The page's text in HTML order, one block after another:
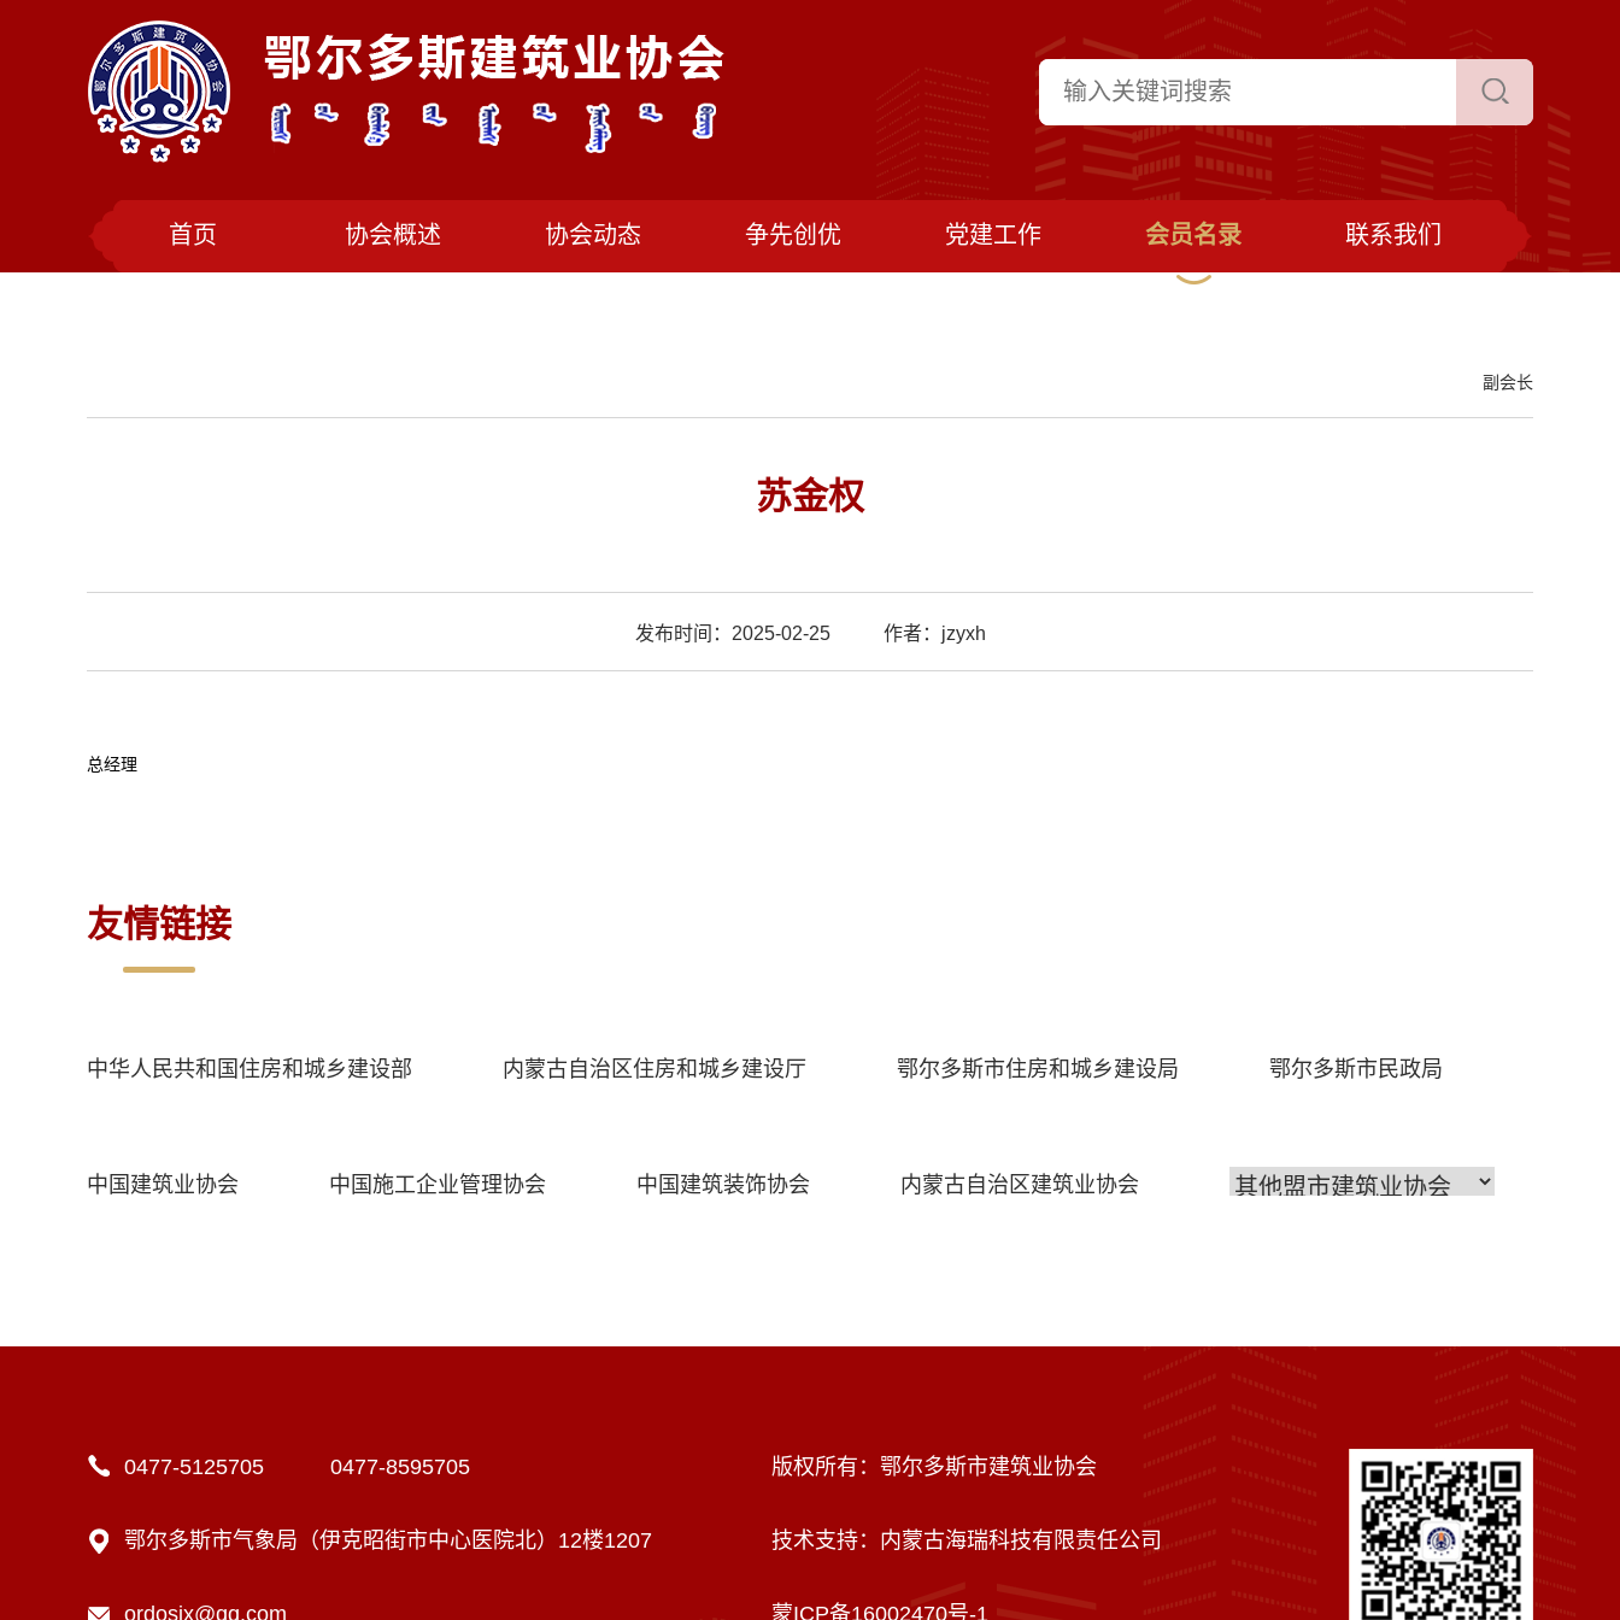
首页 协会概述 协会动态 争先创优 党建工作 会员名录 联系我们
副会长
苏金权
发布时间：2025-02-25 作者：jzyxh
总经理
友情链接
中华人民共和国住房和城乡建设部 内蒙古自治区住房和城乡建设厅 鄂尔多斯市住房和城乡建设局 鄂尔多斯市民政局
中国建筑业协会 中国施工企业管理协会 中国建筑装饰协会 内蒙古自治区建筑业协会
0477-5125705 0477-8595705
鄂尔多斯市气象局（伊克昭街市中心医院北）12楼1207
ordosjx@qq.com
版权所有：鄂尔多斯市建筑业协会
技术支持：内蒙古海瑞科技有限责任公司
蒙ICP备16002470号-1